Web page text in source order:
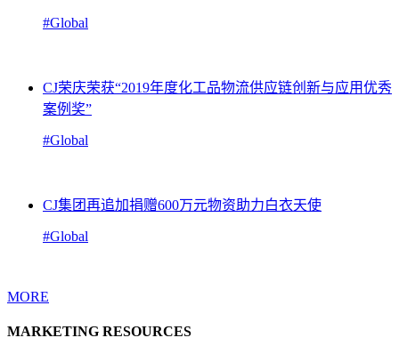
#Global
CJ荣庆荣获“2019年度化工品物流供应链创新与应用优秀
案例奖”
#Global
CJ集团再追加捐赠600万元物资助力白衣天使
#Global
MORE
MARKETING RESOURCES